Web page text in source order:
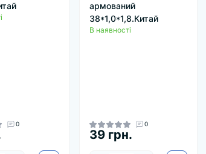
0
армований
38*1,0*1,8.Китай
В наявності
0
39 грн.